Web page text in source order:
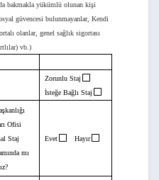
bakmakla yükümlü olunan kişi
güvencesi bulunmayanlar, Kendi
olanlar, genel sağlık sigortası
vb.)
Zorunlu Staj
İsteğe Bağlı Staj
Ofisi
Staj
mı
Evet Hayır